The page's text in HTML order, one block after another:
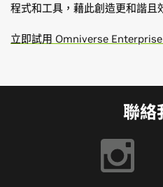
程式和工具，藉此創造更和諧且
立即試用 Omniverse Enterprise
聯絡